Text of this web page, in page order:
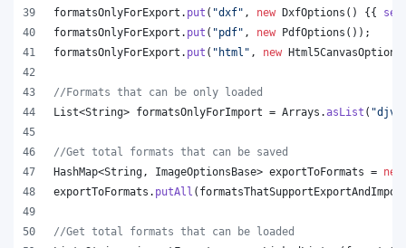
formatsOnlyForExport . put ( "dxf" , new DxfOptions () {{
formatsOnlyForExport . put ( "pdf" , new PdfOptions ());
formatsOnlyForExport . put ( "html" , new Html5CanvasOptions
//Formats that can be only loaded
List<String> formatsOnlyForImport = Arrays .asList (
//Get total formats that can be saved
HashMap<String , ImageOptionsBase> exportToFormats = new
exportToFormats . putAll (
//Get total formats that can be loaded